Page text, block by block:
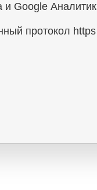
и Google
протокол https